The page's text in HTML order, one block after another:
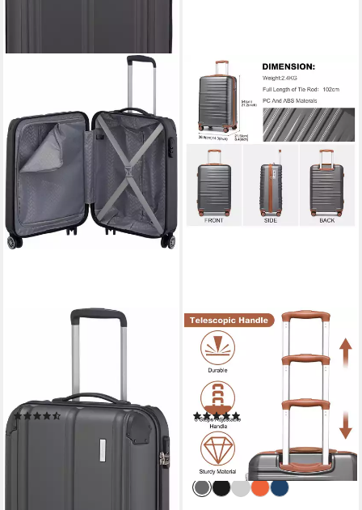
robustes ABS Reisegepäck
(127)
ab 89,96 €
lieferbar - in 3-4 Werktagen bei dir
BRITISH TRAVELLER
Hartschalen-Trolley
Reisekoffer Hartschalenkoffer
mit 8 Spinnerrädern, TSA-
Schloss, ABS+PC
ab 45,59 €
-54%
lieferbar - in 2-3 Werktagen bei dir